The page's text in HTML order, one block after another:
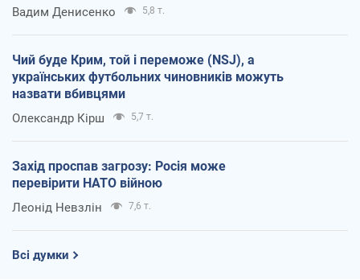
Вадим Денисенко 5,8 т.
Чий буде Крим, той і переможе (NSJ), а
українських футбольних чиновників можуть
назвати вбивцями
Олександр Кірш 5,7 т.
Захід проспав загрозу: Росія може
перевірити НАТО війною
Леонід Невзлін 7,6 т.
Всі думки